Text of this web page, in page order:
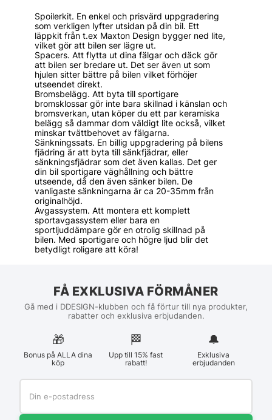
Spoilerkit. En enkel och prisvärd uppgradering
som verkligen lyfter utsidan på din bil. Ett
läppkit från t.ex Maxton Design bygger ned lite,
vilket gör att bilen ser lägre ut.
Spacers. Att flytta ut dina fälgar och däck gör
att bilen ser bredare ut. Det ser även ut som
hjulen sitter bättre på bilen vilket förhöjer
utseendet direkt.
Bromsbelägg. Att byta till sportigare
bromsklossar gör inte bara skillnad i känslan och
bromsverkan, utan köper du ett par keramiska
belägg så dammar dom väldigt lite också, vilket
minskar tvättbehovet av fälgarna.
Sänkningssats. En billig uppgradering på bilens
fjädring är att byta till sänkfjädrar, eller
sänkningsfjädrar som det även kallas. Det ger
din bil sportigare väghållning och bättre
utseende, då den även sänker bilen. De
vanligaste sänkningarna är ca 20-35mm från
originalhöjd.
Avgassystem. Att montera ett komplett
sportavgassystem eller bara en
sportljuddämpare gör en otrolig skillnad på
bilen. Med sportigare och högre ljud blir det
betydligt roligare att köra!
FÅ EXKLUSIVA FÖRMÅNER
Gå med i DDESIGN-klubben och få förtur till nya produkter,
rabatter och exklusiva erbjudanden.
🎁
Bonus på ALLA dina
köp
🏁︎
Upp till 15% fast
rabatt!
🔔
Exklusiva
erbjudanden